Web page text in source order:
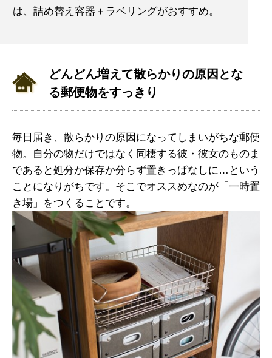
は、詰め替え容器＋ラベリングがおすすめ。
どんどん増えて散らかりの原因とな
る郵便物をすっきり
毎日届き、散らかりの原因になってしまいがちな郵便
物。自分の物だけではなく同棲する彼・彼女のものま
であると処分か保存か分らず置きっぱなしに…という
ことになりがちです。そこでオススめなのが「一時置
き場」をつくることです。